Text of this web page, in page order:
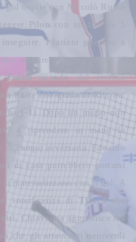
gol ospite con Niccolò Russo
Pilon con un tiro da 5
I lariani provano a
sempre più pericolosi: il
Fusiniquando, dal cerchio
a finire alle spalle di Rivoira.
(1-1).
Dopo un inizio non
a riprendere in mano la
campo avversaria.
Edoardo
di casa potrebbero portarsi
si materializzano con il gol.
A
interferenza diTilaro che
Chiavenna aggredisce ma
che gli attaccanti neroverdi